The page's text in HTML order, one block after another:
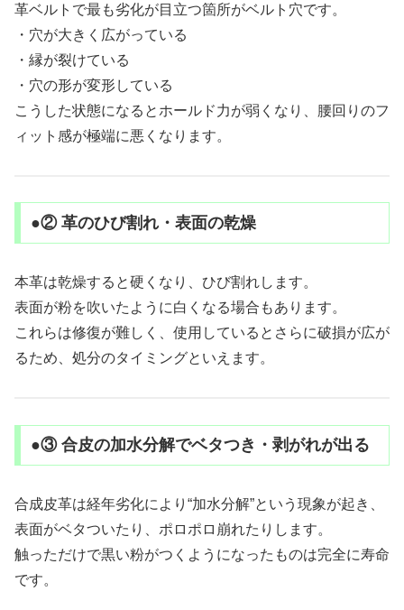
革ベルトで最も劣化が目立つ箇所がベルト穴です。
・穴が大きく広がっている
・縁が裂けている
・穴の形が変形している
こうした状態になるとホールド力が弱くなり、腰回りのフ
ィット感が極端に悪くなります。
●② 革のひび割れ・表面の乾燥
本革は乾燥すると硬くなり、ひび割れします。
表面が粉を吹いたように白くなる場合もあります。
これらは修復が難しく、使用しているとさらに破損が広が
るため、処分のタイミングといえます。
●③ 合皮の加水分解でベタつき・剥がれが出る
合成皮革は経年劣化により“加水分解”という現象が起き、
表面がベタついたり、ポロポロ崩れたりします。
触っただけで黒い粉がつくようになったものは完全に寿命
です。